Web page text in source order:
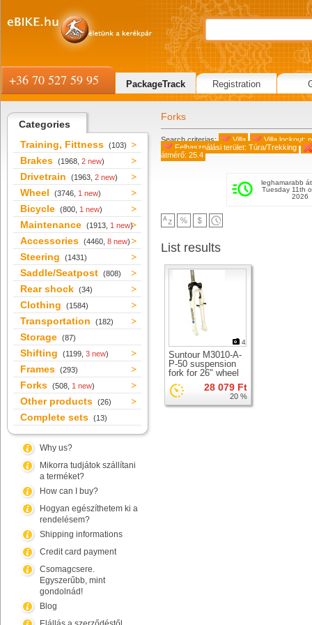
Categories
Training, Fittness (103)
Brakes (1968, 2 new)
Drivetrain (1963, 2 new)
Wheel (3746, 1 new)
Bicycle (800, 1 new)
Maintenance (1913, 1 new)
Accessories (4460, 8 new)
Steering (1431)
Saddle/Seatpost (808)
Rear shock (34)
Clothing (1584)
Transportation (182)
Storage (87)
Shifting (1199, 3 new)
Frames (293)
Forks (508, 1 new)
Other products (26)
Complete sets (13)
Why us?
Mikorra tudjátok szállítani
a terméket?
How can I buy?
Hogyan egészíthetem ki a
rendelésem?
Shipping informations
Credit card payment
Csomagcsere.
Egyszerűbb, mint
gondolnád!
Blog
Forks
Search criterias: Villa
Villa lockout:
Felhasználási terület: Túra/Trekking
átmérő: 25.4
leghamarabb
Tuesday 11th
2026
List results
4
Suntour M3010-A-
P-50 suspension
fork for 26" wheel
28 079 Ft
20 %
+36 70 527 59 95 PackageTrack Registration